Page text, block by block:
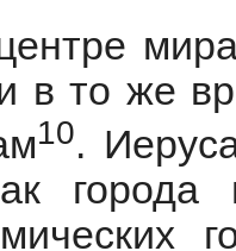
в то же
10.
города